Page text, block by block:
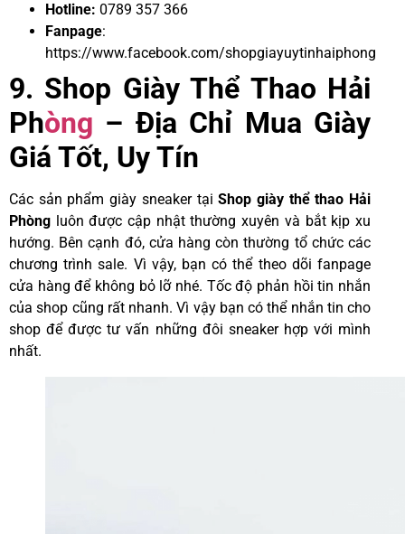
Hotline: 0789 357 366
Fanpage:
https://www.facebook.com/shopgiayuytinhaiphong
9. Shop Giày Thể Thao Hải
Phòng – Địa Chỉ Mua Giày
Giá Tốt, Uy Tín
Các sản phẩm giày sneaker tạiShop giày thể thao Hải
Phòng luôn được cập nhật thường xuyên và bắt kịp xu
hướng. Bên cạnh đó, cửa hàng còn thường tổ chức các
chương trình sale. Vì vậy, bạn có thể theo dõi fanpage
cửa hàng để không bỏ lỡ nhé. Tốc độ phản hồi tin nhắn
của shop cũng rất nhanh. Vì vậy bạn có thể nhắn tin cho
shop để được tư vấn những đôi sneaker hợp với mình
nhất.